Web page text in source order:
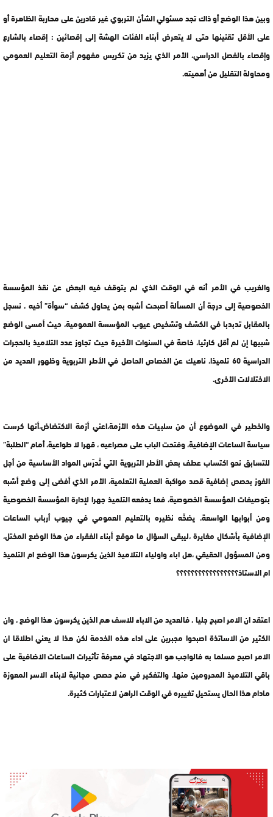
وبين هذا الوضع أو ذاك تجد مسئولي الشأن التربوي غير قادرين على محاربة الظاهرة أو
على الأقل تقنينها حتى لا يتعرض أبناء الفئات الهشة إلى إقصائين : إقصاء بالشارع
وإقصاء بالفصل الدراسي، الأمر الذي يزيد من تكريس مفهوم أزمة التعليم العمومي
ومحاولة التقليل من أهميته.
والغريب في الأمر أنه في الوقت الذي لم يتوقف فيه البعض عن نقذ المؤسسة
الخصوصية إلى درجة أن المسألة أصبحت أشبه بمن يحاول كشف “سوأة” أخيه ، نسجل
بالمقابل تدبدبا في الكشف وتشخيص عيوب المؤسسة العمومية، حيث أمسى الوضع
شبيها إن لم أقل كارثيا، خاصة في السنوات الأخيرة حيث تجاوز عدد التلاميذ بالحجرات
الدراسية 60 تلميذا، ناهيك عن الخصاص الحاصل في الأطر التربوية وظهور العديد من
الاختلالات الأخرى.
والخطير في الموضوع أن من سلبيات هذه الأزمة،اعني أزمة الاكتضاض،أنها كرست
سياسة الساعات الإضافية، وفتحت الباب على مصراعيه ، قهرا لا طواعية، أمام “الطلبة”
للتسابق نحو اكتساب عطف بعض الأطر التربوية التي تُدرّس المواد الأساسية من أجل
الفوز بحصص إضافية قصد مواكبة العملية التعلمية، الأمر الذي أفضى إلى وضع أشبه
بتوصيفات المؤسسة الخصوصية، فما يدفعه التلميذ جهرا لإدارة المؤسسة الخصوصية
ومن أبوابها الواسعة، يضخّه نظيره بالتعليم العمومي في جيوب أرباب الساعات
الإضافية بأشكال مغايرة ،ليبقى السؤال ما موقع أبناء الفقراء من هذا الوضع المختل،
ومن المسؤول الحقيقي ،هل اباء واولياء التلاميذ الذين يكرسون هذا الوضع ام التلميذ
ام الاستاذ؟؟؟؟؟؟؟؟؟؟؟؟؟؟؟؟؟
اعتقد ان الامر اصبح جليا ، فالعديد من الاباء للاسف هم الذين يكرسون هذا الوضع ، وان
الكثير من الاساتذة اصبحوا مجبرين على اداء هذه الخدمة لكن هذا لا يعني اطلاقا ان
الامر اصبح مسلما به فالواجب هو الاجتهاد في معرفة تأثيرات الساعات الاضافية على
باقي التلاميذ المحرومين منها، والتفكير في منح حصص مجانية لابناء الاسر المعوزة
مادام هذا الحال يستحيل تغييره في الوقت الراهن لاعتبارات كثيرة.